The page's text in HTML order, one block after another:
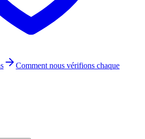
Comment nous vérifions chaque